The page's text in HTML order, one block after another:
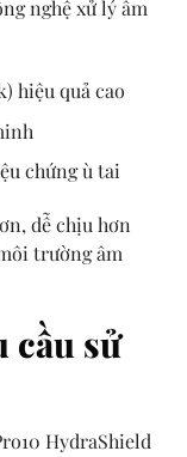
nghệ xử lý âm
hiệu quả cao
chứng ù tai
dễ chịu hơn
trường âm
cầu sử
HydraShield